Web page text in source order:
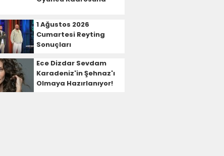
1 Ağustos 2026
Cumartesi Reyting
Sonuçları
Ece Dizdar Sevdam
Karadeniz'in Şehnaz'ı
Olmaya Hazırlanıyor!